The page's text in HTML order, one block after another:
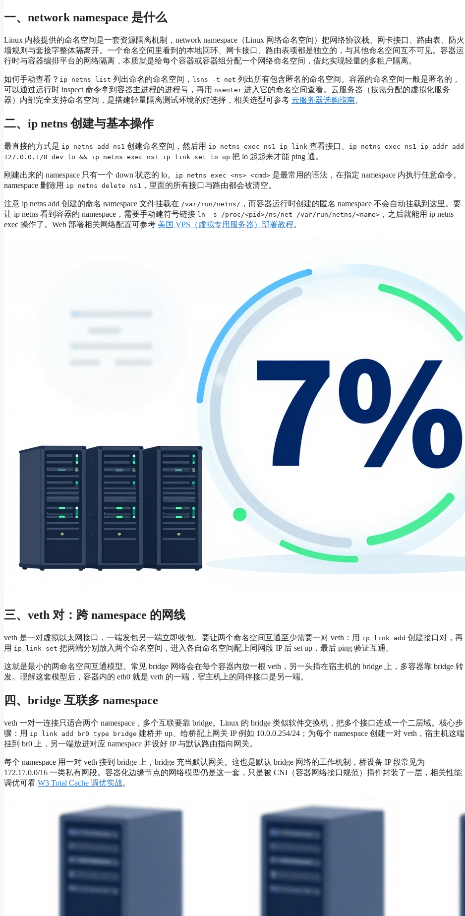
一、network namespace 是什么
Linux 内核提供的命名空间是一套资源隔离机制，network namespace（Linux 网络命名空间）把网络协议栈、网卡接口、路由表、防火
墙规则与套接字整体隔离开。一个命名空间里看到的本地回环、网卡接口、路由表项都是独立的，与其他命名空间互不可见。容器运
行时与容器编排平台的网络隔离，本质就是给每个容器或容器组分配一个网络命名空间，借此实现轻量的多租户隔离。
如何手动查看？ ip netns list 列出命名的命名空间， lsns -t net 列出所有包含匿名的命名空间。容器的命名空间一般是匿名的，
可以通过运行时 inspect 命令拿到容器主进程的进程号，再用 nsenter 进入它的命名空间查看。云服务器（按需分配的虚拟化服务
器）内部完全支持命名空间，是搭建轻量隔离测试环境的好选择，相关选型可参考 云服务器选购指南。
二、ip netns 创建与基本操作
最直接的方式是 ip netns add ns1 创建命名空间，然后用 ip netns exec ns1 ip link 查看接口、
ip netns exec ns1 ip addr add
127.0.0.1/8 dev lo && ip netns exec ns1 ip link set lo up 把 lo 起起来才能 ping 通。
刚建出来的 namespace 只有一个 down 状态的 lo。 ip netns exec <ns> <cmd> 是最常用的语法，在指定 namespace 内执行任意命令。
namespace 删除用 ip netns delete ns1 ，里面的所有接口与路由都会被清空。
注意 ip netns add 创建的命名 namespace 文件挂载在 /var/run/netns/ ，而容器运行时创建的匿名 namespace 不会自动挂载到这里。要
让 ip netns 看到容器的 namespace，需要手动建符号链接 ln -s /proc/<pid>/ns/net /var/run/netns/<name> ，之后就能用 ip netns
exec 操作了。Web 部署相关网络配置可参考 美国 VPS（虚拟专用服务器）部署教程。
三、veth 对：跨 namespace 的网线
veth 是一对虚拟以太网接口，一端发包另一端立即收包。要让两个命名空间互通至少需要一对 veth：用 ip link add 创建接口对，再
用 ip link set 把两端分别放入两个命名空间，进入各自命名空间配上同网段 IP 后 set up，最后 ping 验证互通。
这就是最小的两命名空间互通模型。常见 bridge 网络会在每个容器内放一根 veth，另一头插在宿主机的 bridge 上，多容器靠 bridge 转
发。理解这套模型后，容器内的 eth0 就是 veth 的一端，宿主机上的同伴接口是另一端。
四、bridge 互联多 namespace
veth 一对一连接只适合两个 namespace，多个互联要靠 bridge。Linux 的 bridge 类似软件交换机，把多个接口连成一个二层域。核心步
骤：用 ip link add br0 type bridge 建桥并 up、给桥配上网关 IP 例如 10.0.0.254/24；为每个 namespace 创建一对 veth，宿主机这端
挂到 br0 上，另一端放进对应 namespace 并设好 IP 与默认路由指向网关。
每个 namespace 用一对 veth 接到 bridge 上，bridge 充当默认网关。这也是默认 bridge 网络的工作机制，桥设备 IP 段常见为
172.17.0.0/16 一类私有网段。容器化边缘节点的网络模型仍是这一套，只是被 CNI（容器网络接口规范）插件封装了一层，相关性能
调优可看 W3 Total Cache 调优实战。